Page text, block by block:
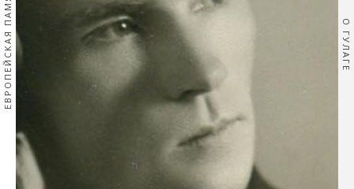
ЕВРОПЕЙСКАЯ ПАМЯТЬ О ГУЛАГЕ